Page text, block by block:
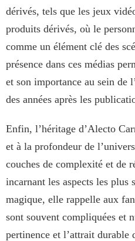
dérivés, tels que les jeux
produits dérivés, où le
comme un élément clé des
présence dans ces médias
et son importance au sein de
des années après les
Enfin, l’héritage d’Alecto
et à la profondeur de
couches de complexité et de
incarnant les aspects les plus
magique, elle rappelle aux
sont souvent compliquées et
pertinence et l’attrait durable